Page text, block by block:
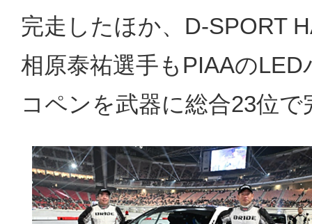
完走したほか、D-SPORT
相原泰祐選手もPIAAの
コペンを武器に総合23位で